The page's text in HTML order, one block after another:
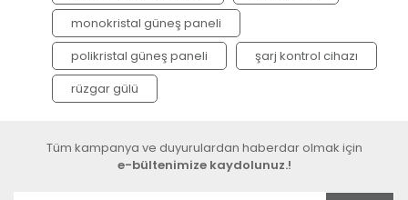
monokristal güneş paneli
polikristal güneş paneli
şarj kontrol cihazı
rüzgar gülü
Tüm kampanya ve duyurulardan haberdar olmak için
e-bültenimize kaydolunuz.!